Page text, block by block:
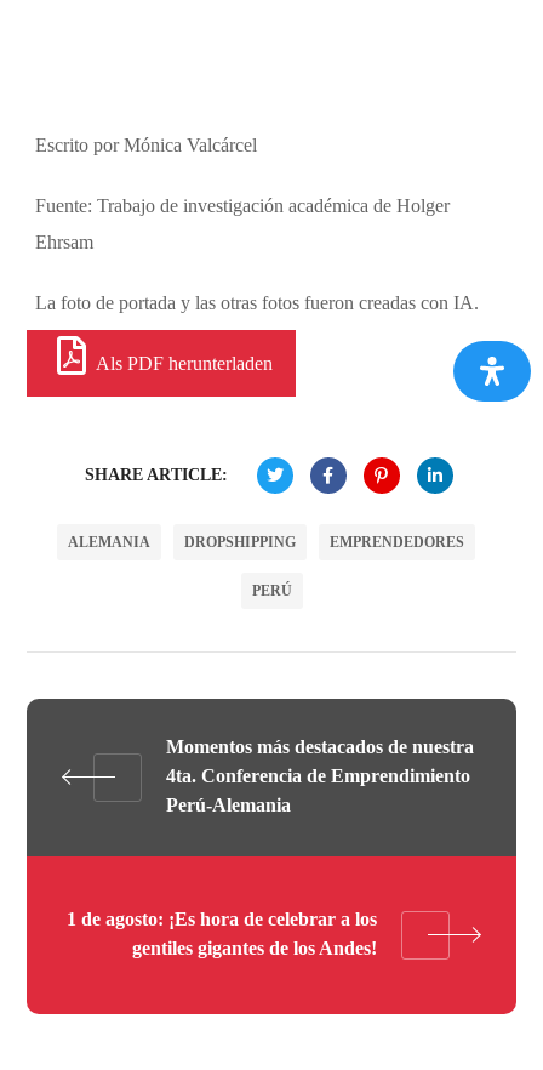
Escrito por Mónica Valcárcel
Fuente: Trabajo de investigación académica de Holger
Ehrsam
La foto de portada y las otras fotos fueron creadas con IA.
Als PDF herunterladen
SHARE ARTICLE:
ALEMANIA DROPSHIPPING EMPRENDEDORES
PERÚ
Momentos más destacados de nuestra
4ta. Conferencia de Emprendimiento
Perú-Alemania
1 de agosto: ¡Es hora de celebrar a los
gentiles gigantes de los Andes!